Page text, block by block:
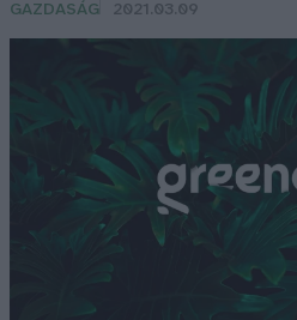
GAZDASÁG 2021.03.09